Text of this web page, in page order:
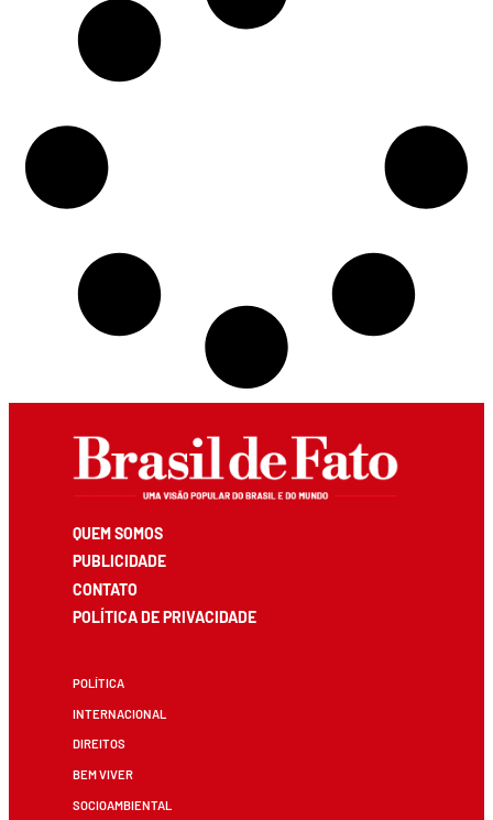
QUEM SOMOS
PUBLICIDADE
CONTATO
POLÍTICA DE PRIVACIDADE
POLÍTICA
INTERNACIONAL
DIREITOS
BEM VIVER
SOCIOAMBIENTAL